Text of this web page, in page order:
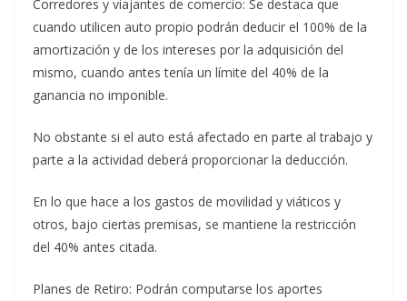
Corredores y viajantes de comercio: Se destaca que
cuando utilicen auto propio podrán deducir el 100% de la
amortización y de los intereses por la adquisición del
mismo, cuando antes tenía un límite del 40% de la
ganancia no imponible.
No obstante si el auto está afectado en parte al trabajo y
parte a la actividad deberá proporcionar la deducción.
En lo que hace a los gastos de movilidad y viáticos y
otros, bajo ciertas premisas, se mantiene la restricción
del 40% antes citada.
Planes de Retiro: Podrán computarse los aportes